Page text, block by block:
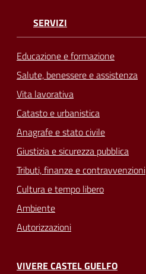
SERVIZI
Educazione e formazione
Salute, benessere e assistenza
Vita lavorativa
Catasto e urbanistica
Anagrafe e stato civile
Giustizia e sicurezza pubblica
Tributi, finanze e contravvenzioni
Cultura e tempo libero
Ambiente
Autorizzazioni
VIVERE CASTEL GUELFO